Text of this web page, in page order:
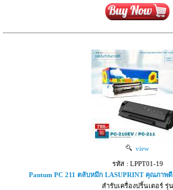
view
รหัส : LPPT01-19
Pantum PC 211 ตลับหมึก LASUPRINT คุณภาพดี
สำรับเครื่องปริ้นเตอร์ รุ่น